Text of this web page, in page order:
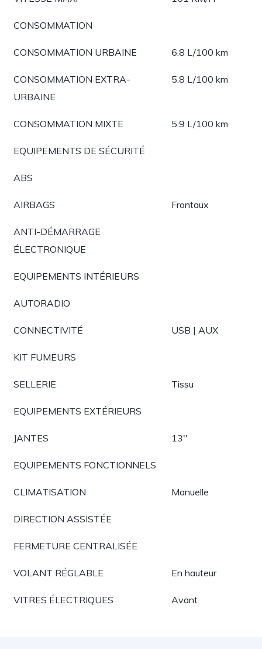
CONSOMMATION
CONSOMMATION URBAINE 6.8 L/100 km
CONSOMMATION EXTRA-
URBAINE
5.8 L/100 km
CONSOMMATION MIXTE 5.9 L/100 km
EQUIPEMENTS DE SÉCURITÉ
ABS
AIRBAGS Frontaux
ANTI-DÉMARRAGE
ÉLECTRONIQUE
EQUIPEMENTS INTÉRIEURS
AUTORADIO
CONNECTIVITÉ USB | AUX
KIT FUMEURS
SELLERIE Tissu
EQUIPEMENTS EXTÉRIEURS
JANTES 13''
EQUIPEMENTS FONCTIONNELS
CLIMATISATION Manuelle
DIRECTION ASSISTÉE
FERMETURE CENTRALISÉE
VOLANT RÉGLABLE En hauteur
VITRES ÉLECTRIQUES Avant